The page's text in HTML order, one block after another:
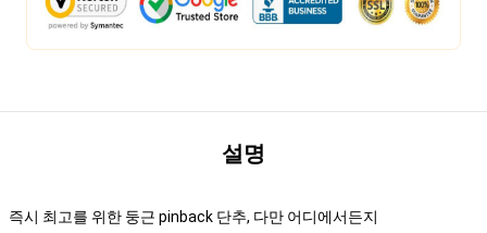
설명
즉시 최고를 위한 둥근 pinback 단추, 다만 어디에서든지